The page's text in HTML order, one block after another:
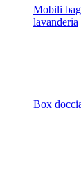
Mobili
lavanderia
Box